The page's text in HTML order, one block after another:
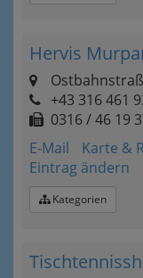
Hervis
+43 316 461
0316 / 46 19
E-Mail
Karte &
Eintrag ändern
Kategorien